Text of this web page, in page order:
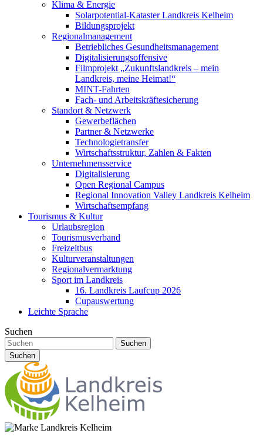
Klima & Energie
Solarpotential-Kataster Landkreis Kelheim
Bildungsprojekt
Regionalmanagement
Betriebliches Gesundheitsmanagement
Digitalisierungsoffensive
Filmprojekt „Zukunftslandkreis – mein
Landkreis, meine Heimat!“
MINT-Fahrten
Fach- und Arbeitskräftesicherung
Standort & Netzwerk
Gewerbeflächen
Partner & Netzwerke
Technologietransfer
Wirtschaftsstruktur, Zahlen & Fakten
Unternehmensservice
Digitalisierung
Open Regional Campus
Regional Innovation Valley Landkreis Kelheim
Wirtschaftsempfang
Tourismus & Kultur
Urlaubsregion
Tourismusverband
Freizeitbus
Kulturveranstaltungen
Regionalvermarktung
Sport im Landkreis
16. Landkreis Laufcup 2026
Cupauswertung
Leichte Sprache
Suchen
Suchen
Suchen